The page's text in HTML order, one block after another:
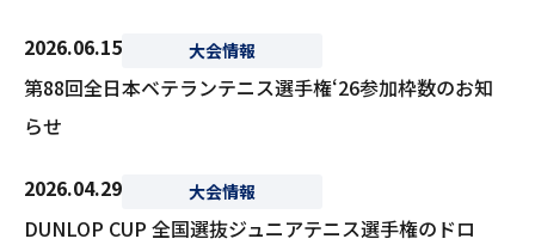
2026.06.15 大会情報
第88回全日本ベテランテニス選手権ʻ26参加枠数のお知
らせ
2026.04.29 大会情報
DUNLOP CUP 全国選抜ジュニアテニス選手権のドロ